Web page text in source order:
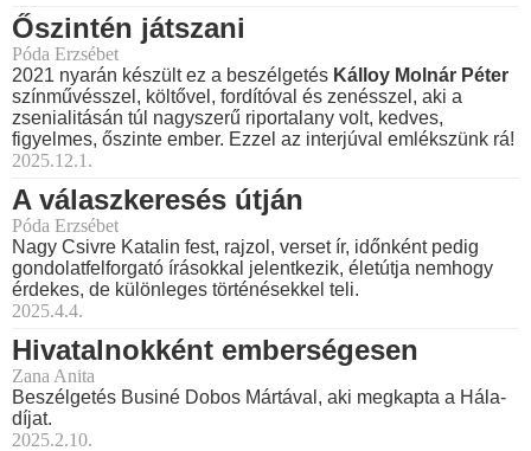
Őszintén játszani
Póda Erzsébet
2021 nyarán készült ez a beszélgetés Kálloy Molnár Péter
színművésszel, költővel, fordítóval és zenésszel, aki a
zsenialitásán túl nagyszerű riportalany volt, kedves,
figyelmes, őszinte ember. Ezzel az interjúval emlékszünk rá!
2025.12.1.
A válaszkeresés útján
Póda Erzsébet
Nagy Csivre Katalin fest, rajzol, verset ír, időnként pedig
gondolatfelforgató írásokkal jelentkezik, életútja nemhogy
érdekes, de különleges történésekkel teli.
2025.4.4.
Hivatalnokként emberségesen
Zana Anita
Beszélgetés Businé Dobos Mártával, aki megkapta a Hála-
díjat.
2025.2.10.